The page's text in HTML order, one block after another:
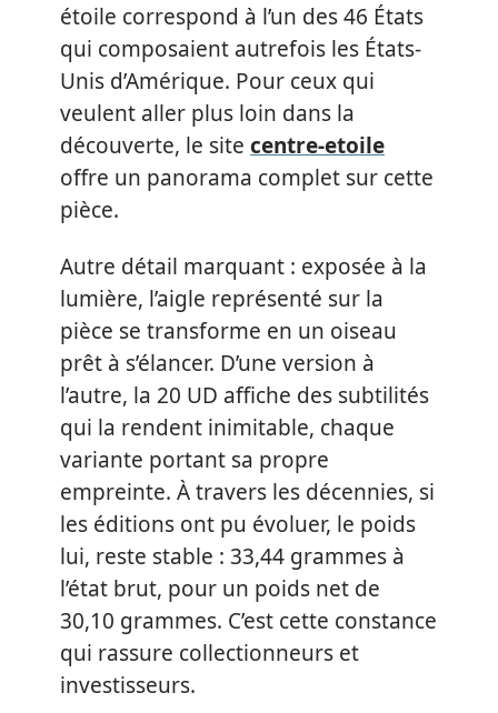
étoile correspond à l’un des 46 États
qui composaient autrefois les États-
Unis d’Amérique. Pour ceux qui
veulent aller plus loin dans la
découverte, le site centre-etoile
offre un panorama complet sur cette
pièce.
Autre détail marquant : exposée à la
lumière, l’aigle représenté sur la
pièce se transforme en un oiseau
prêt à s’élancer. D’une version à
l’autre, la 20 UD affiche des subtilités
qui la rendent inimitable, chaque
variante portant sa propre
empreinte. À travers les décennies, si
les éditions ont pu évoluer, le poids
lui, reste stable : 33,44 grammes à
l’état brut, pour un poids net de
30,10 grammes. C’est cette constance
qui rassure collectionneurs et
investisseurs.